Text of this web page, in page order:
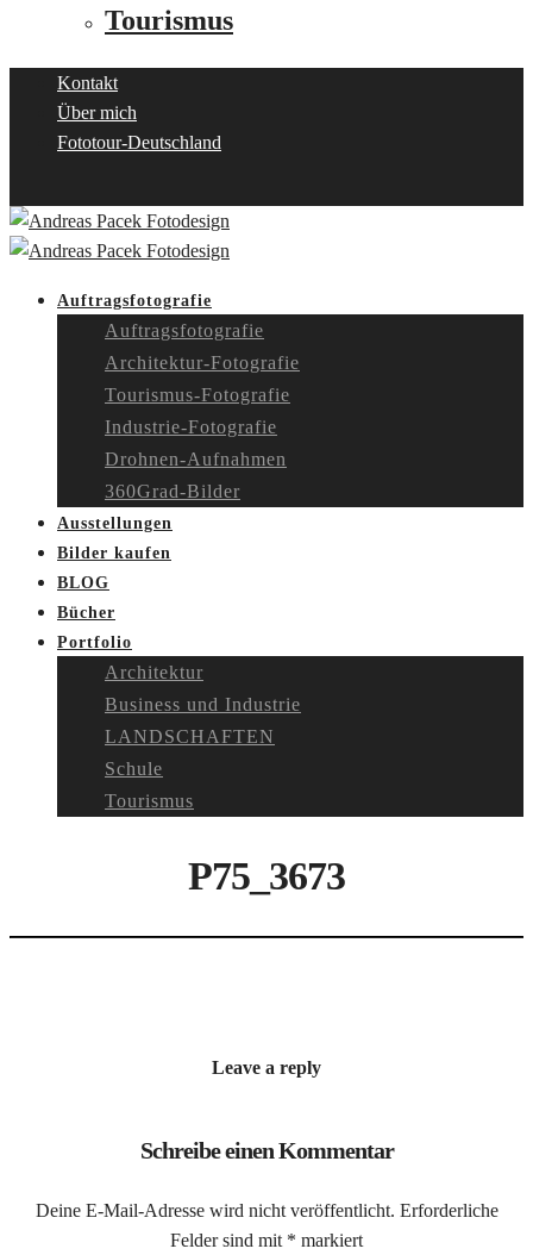
Tourismus
Kontakt
Über mich
Fototour-Deutschland
Auftragsfotografie
Auftragsfotografie
Architektur-Fotografie
Tourismus-Fotografie
Industrie-Fotografie
Drohnen-Aufnahmen
360Grad-Bilder
Ausstellungen
Bilder kaufen
BLOG
Bücher
Portfolio
Architektur
Business und Industrie
LANDSCHAFTEN
Schule
Tourismus
P75_3673
Leave a reply
Schreibe einen Kommentar
Deine E-Mail-Adresse wird nicht veröffentlicht. Erforderliche
Felder sind mit * markiert